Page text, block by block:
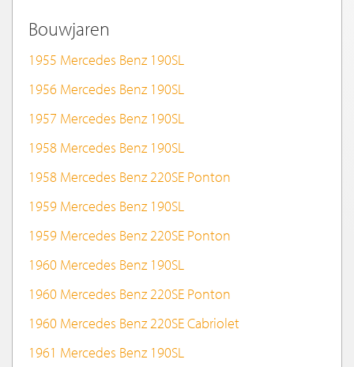
Bouwjaren
1955 Mercedes Benz 190SL
1956 Mercedes Benz 190SL
1957 Mercedes Benz 190SL
1958 Mercedes Benz 190SL
1958 Mercedes Benz 220SE Ponton
1959 Mercedes Benz 190SL
1959 Mercedes Benz 220SE Ponton
1960 Mercedes Benz 190SL
1960 Mercedes Benz 220SE Ponton
1960 Mercedes Benz 220SE Cabriolet
1961 Mercedes Benz 190SL